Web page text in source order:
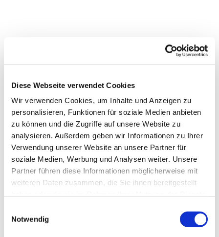
Diese Webseite verwendet Cookies
Wir verwenden Cookies, um Inhalte und Anzeigen zu
personalisieren, Funktionen für soziale Medien anbieten
zu können und die Zugriffe auf unsere Website zu
analysieren. Außerdem geben wir Informationen zu Ihrer
Verwendung unserer Website an unsere Partner für
soziale Medien, Werbung und Analysen weiter. Unsere
Partner führen diese Informationen möglicherweise mit
weiteren Daten zusammen, die Sie ihnen bereitgestellt
Notwendig
Dies könnte Sie auch interessieren